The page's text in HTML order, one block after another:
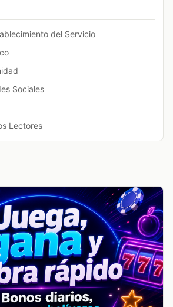
del Servicio
Sociales
Lectores